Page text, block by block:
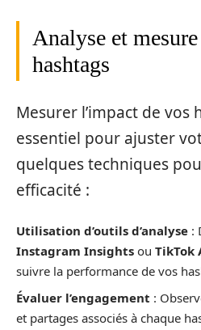
Analyse et
hashtags
Mesurer l’impact de vos
essentiel pour ajuster
quelques techniques
efficacité :
Utilisation d’outils d’analyse :
Instagram Insights ou TikTok
suivre la performance de vos
Évaluer l’engagement :
et partages associés à chaque